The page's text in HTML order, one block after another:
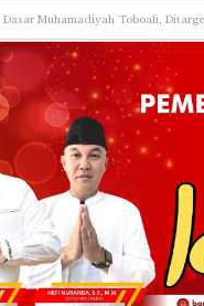
Muhamadiyah Toboali,